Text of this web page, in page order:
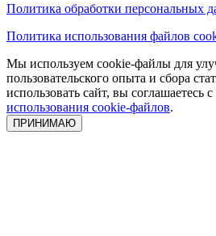
Политика обработки персональных
Политика использования файлов
Мы используем cookie-файлы для
пользовательского опыта и сбора
использовать сайт, вы соглашаетесь
использования cookie-файлов.
ПРИНИМАЮ